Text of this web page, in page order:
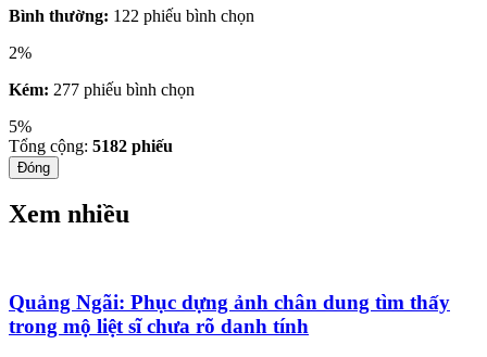
Bình thường: 122 phiếu bình chọn
2%
Kém: 277 phiếu bình chọn
5%
Tổng cộng: 5182 phiếu
Đóng
Xem nhiều
Quảng Ngãi: Phục dựng ảnh chân dung tìm thấy
trong mộ liệt sĩ chưa rõ danh tính